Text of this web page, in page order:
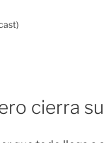
cierra